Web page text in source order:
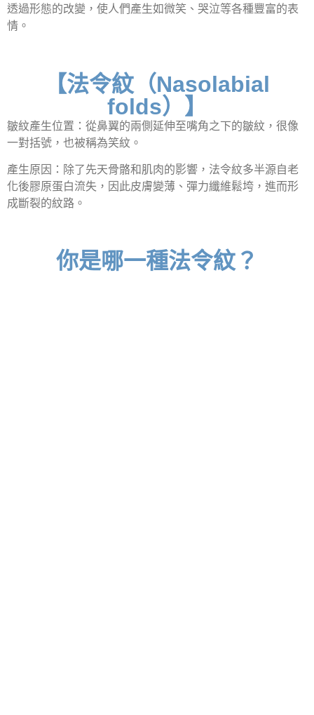
透過形態的改變，使人們產生如微笑、哭泣等各種豐富的表
情。
【法令紋（Nasolabial
folds）】
皺紋產生位置：從鼻翼的兩側延伸至嘴角之下的皺紋，很像
一對括號，也被稱為笑紋。
產生原因：除了先天骨骼和肌肉的影響，法令紋多半源自老
化後膠原蛋白流失，因此皮膚變薄、彈力纖維鬆垮，進而形
成斷裂的紋路。
你是哪一種法令紋？